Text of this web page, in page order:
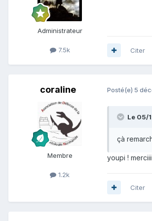
Administrateur
7.5k Citer
coraline
Membre
1.2k
Posté(e) 5
Le 05/
çà
youpi !
Citer